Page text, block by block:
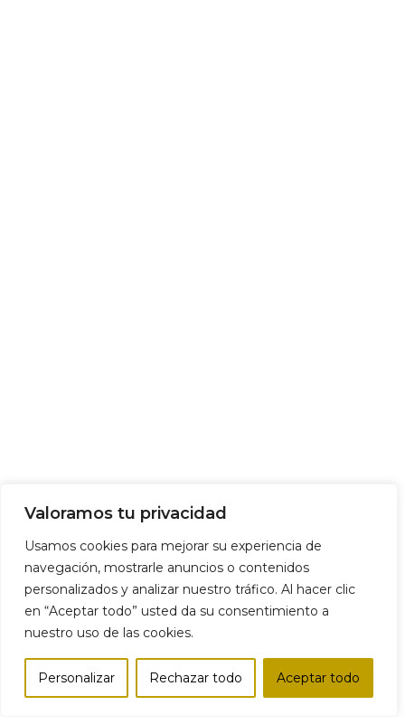
Valoramos tu privacidad
Usamos cookies para mejorar su experiencia de
navegación, mostrarle anuncios o contenidos
personalizados y analizar nuestro tráfico. Al hacer clic
en “Aceptar todo” usted da su consentimiento a
nuestro uso de las cookies.
Personalizar Rechazar todo Aceptar todo